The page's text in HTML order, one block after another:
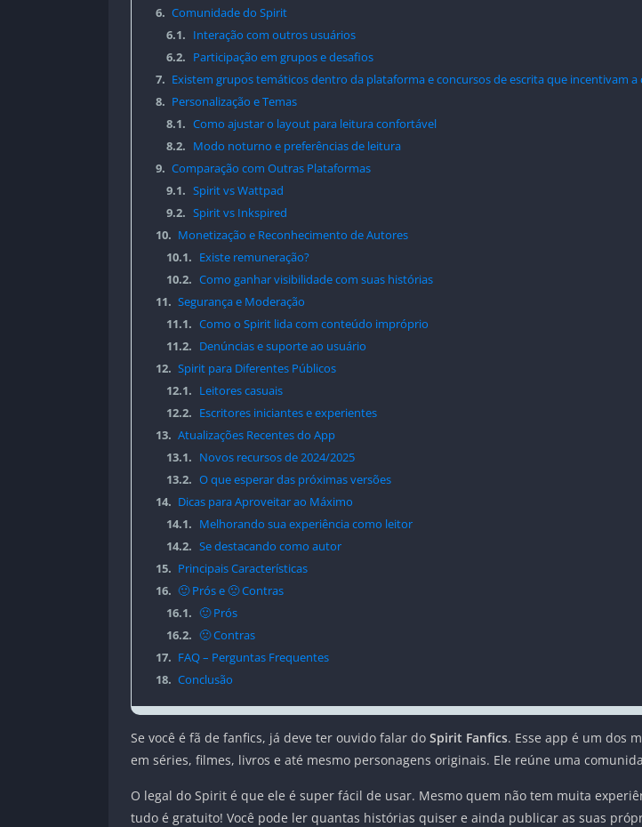
6. Comunidade do Spirit
6.1. Interação com outros usuários
6.2. Participação em grupos e desafios
7. Existem grupos temáticos dentro da plataforma e concursos de escrita que incentivam
8. Personalização e Temas
8.1. Como ajustar o layout para leitura confortável
8.2. Modo noturno e preferências de leitura
9. Comparação com Outras Plataformas
9.1. Spirit vs Wattpad
9.2. Spirit vs Inkspired
10. Monetização e Reconhecimento de Autores
10.1. Existe remuneração?
10.2. Como ganhar visibilidade com suas histórias
11. Segurança e Moderação
11.1. Como o Spirit lida com conteúdo impróprio
11.2. Denúncias e suporte ao usuário
12. Spirit para Diferentes Públicos
12.1. Leitores casuais
12.2. Escritores iniciantes e experientes
13. Atualizações Recentes do App
13.1. Novos recursos de 2024/2025
13.2. O que esperar das próximas versões
14. Dicas para Aproveitar ao Máximo
14.1. Melhorando sua experiência como leitor
14.2. Se destacando como autor
15. Principais Características
16. 🙂 Prós e 🙁 Contras
16.1. 🙂 Prós
16.2. 🙁 Contras
17. FAQ – Perguntas Frequentes
18. Conclusão
Se você é fã de fanfics, já deve ter ouvido falar do Spirit Fanfics. Esse app é um dos
em séries, filmes, livros e até mesmo personagens originais. Ele reúne uma
O legal do Spirit é que ele é super fácil de usar. Mesmo quem não tem muita
tudo é gratuito! Você pode ler quantas histórias quiser e ainda publicar as suas